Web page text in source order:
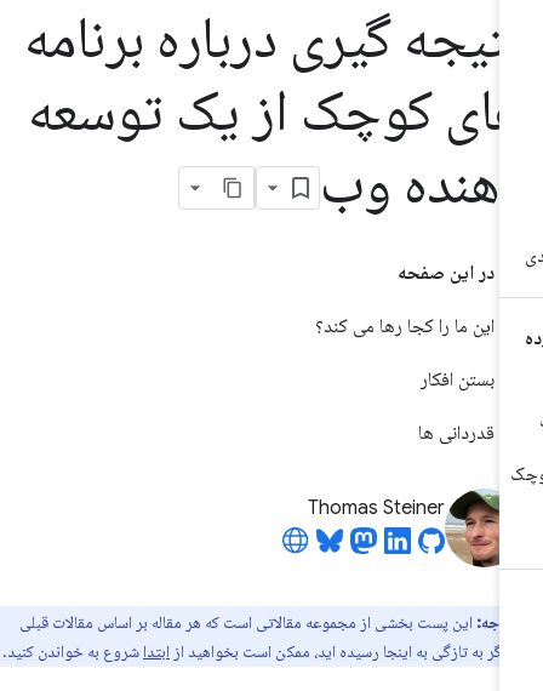
گیری درباره برنامه
کوچک از یک توسعه
وب
در این صفحه
این ما را کجا رها می کند؟
بستن افکار
قدردانی ها
Thomas Steiner
این پست بخشی از مجموعه مقالاتی است که هر مقاله بر اساس مقالات قبلی
به تازگی به اینجا رسیده اید، ممکن است بخواهید ازابتدا شروع به خواندن کنید.